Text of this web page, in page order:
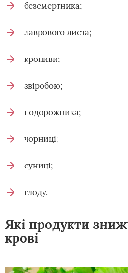
безсмертника;
лаврового листа;
кропиви;
звіробою;
подорожника;
чорниці;
суниці;
глоду.
Які продукти
крові